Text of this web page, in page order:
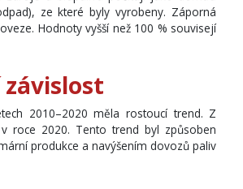
ze které byly vyrobeny. Záporná
Hodnoty vyšší než 100 % souvisejí
2010–2020 měla rostoucí trend. Z
roce 2020. Tento trend byl způsoben
produkce a navýšením dovozů paliv